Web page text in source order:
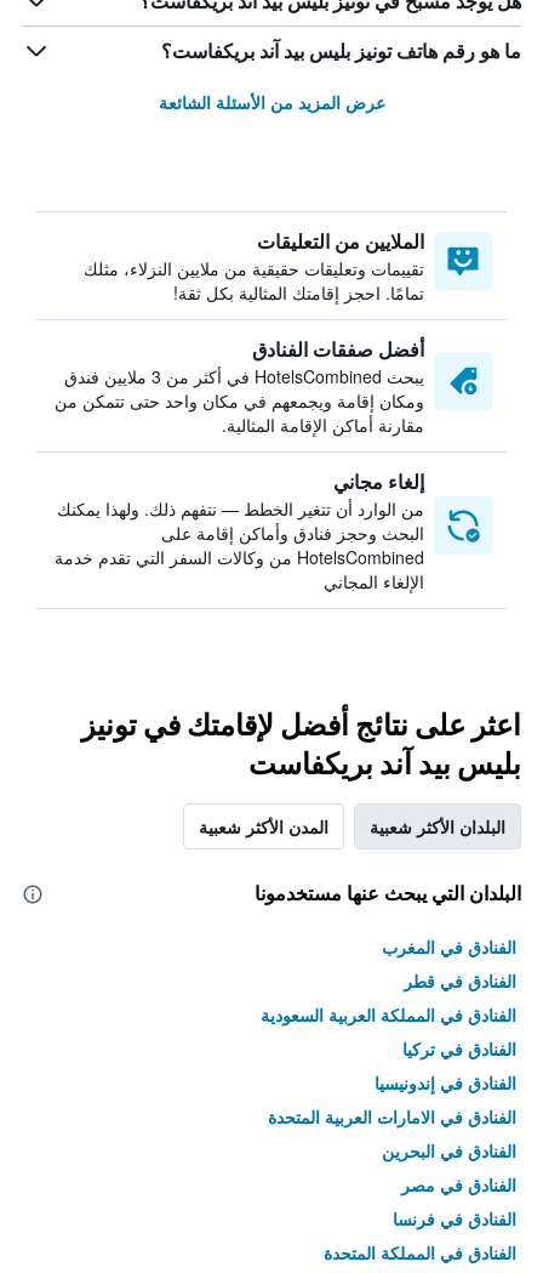
ما هو رقم هاتف تونيز بليس بيد آند بريكفاست؟
عرض المزيد من الأسئلة الشائعة
الملايين من التعليقات
تقييمات وتعليقات حقيقية من ملايين النزلاء، مثلك
تمامًا. احجز إقامتك المثالية بكل ثقة!
أفضل صفقات الفنادق
يبحث HotelsCombined في أكثر من 3 ملايين فندق
ومكان إقامة ويجمعهم في مكان واحد حتى تتمكن من
مقارنة أماكن الإقامة المثالية.
إلغاء مجاني
من الوارد أن تتغير الخطط — نتفهم ذلك. ولهذا يمكنك
البحث وحجز فنادق وأماكن إقامة على
HotelsCombined من وكالات السفر التي تقدم خدمة
الإلغاء المجاني
اعثر على نتائج أفضل لإقامتك في تونيز
بليس بيد آند بريكفاست
البلدان الأكثر شعبية المدن الأكثر شعبية
البلدان التي يبحث عنها مستخدمونا
الفنادق في المغرب
الفنادق في قطر
الفنادق في المملكة العربية السعودية
الفنادق في تركيا
الفنادق في إندونيسيا
الفنادق في الامارات العربية المتحدة
الفنادق في البحرين
الفنادق في مصر
الفنادق في فرنسا
الفنادق في المملكة المتحدة